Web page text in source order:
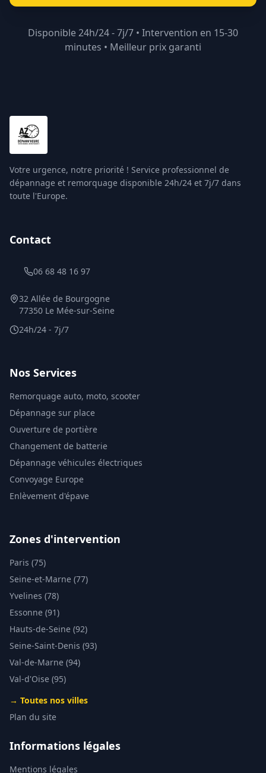
Disponible 24h/24 - 7j/7 • Intervention en 15-30
minutes • Meilleur prix garanti
Votre urgence, notre priorité ! Service professionnel de
dépannage et remorquage disponible 24h/24 et 7j/7 dans
toute l'Europe.
Contact
06 68 48 16 97
32 Allée de Bourgogne
77350 Le Mée-sur-Seine
24h/24 - 7j/7
Nos Services
Remorquage auto, moto, scooter
Dépannage sur place
Ouverture de portière
Changement de batterie
Dépannage véhicules électriques
Convoyage Europe
Enlèvement d'épave
Zones d'intervention
Paris (75)
Seine-et-Marne (77)
Yvelines (78)
Essonne (91)
Hauts-de-Seine (92)
Seine-Saint-Denis (93)
Val-de-Marne (94)
Val-d'Oise (95)
→ Toutes nos villes
Plan du site
Informations légales
Mentions légales